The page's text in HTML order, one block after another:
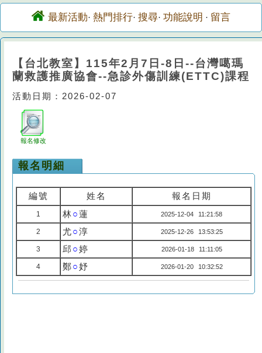
最新活動· 熱門排行· 搜尋· 功能說明 · 留言
【台北教室】115年2月7日-8日--台灣噶瑪
蘭救護推廣協會--急診外傷訓練(ETTC)課程
活動日期：2026-02-07
報名修改
報名明細
編號 姓名 報名日期
1 林○蓮 2025-12-04 11:21:58
2 尤○淳 2025-12-26 13:53:25
3 邱 ○婷 2026-01-18 11:11:05
4 鄭○妤 2026-01-20 10:32:52